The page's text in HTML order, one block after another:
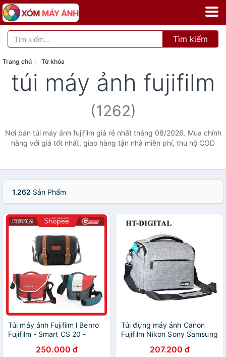
Tìm kiếm
Trang chủ Từ khóa
túi máy ảnh fujifilm
(1262)
Nơi bán túi máy ảnh fujifilm giá rẻ nhất tháng 08/2026. Mua chính
hãng với giá tốt nhất, giao hàng tận nhà miễn phí, thu hộ COD
1.262 Sản Phẩm
Túi máy ảnh Fujifilm l Benro
Fujifilm - Smart CS 20 -
250.000 đ
Túi đựng máy ảnh Canon
Fujifilm Nikon Sony Samsung
máy quay phim Woflgang
207.200 đ